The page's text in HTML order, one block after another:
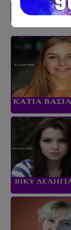
ΣΥΝΕΡΓΑΤΕΣ